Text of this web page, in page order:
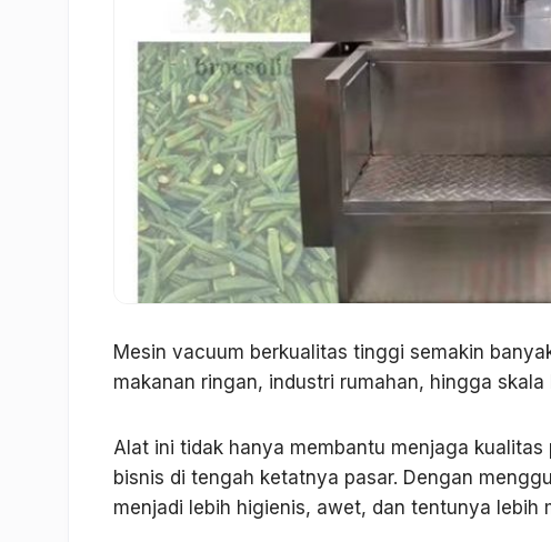
Mesin vacuum berkualitas tinggi semakin
makanan ringan, industri rumahan, hingga skala
Alat ini tidak hanya membantu menjaga
bisnis di tengah ketatnya pasar. Dengan
menjadi lebih higienis, awet, dan tentunya lebih